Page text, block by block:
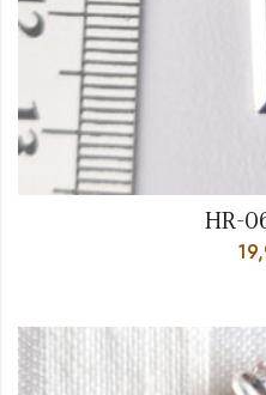
HR-